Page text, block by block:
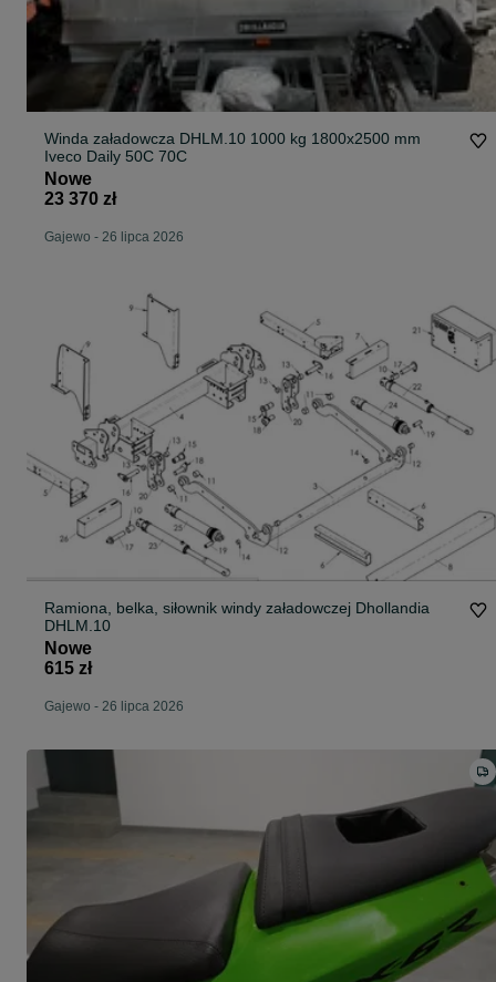
Winda załadowcza DHLM.10 1000 kg 1800x2500 mm
Iveco Daily 50C 70C
Nowe
23 370 zł
Gajewo - 26 lipca 2026
Ramiona, belka, siłownik windy załadowczej Dhollandia
DHLM.10
Nowe
615 zł
Gajewo - 26 lipca 2026